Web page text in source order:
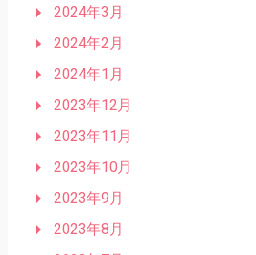
2024年3月
2024年2月
2024年1月
2023年12月
2023年11月
2023年10月
2023年9月
2023年8月